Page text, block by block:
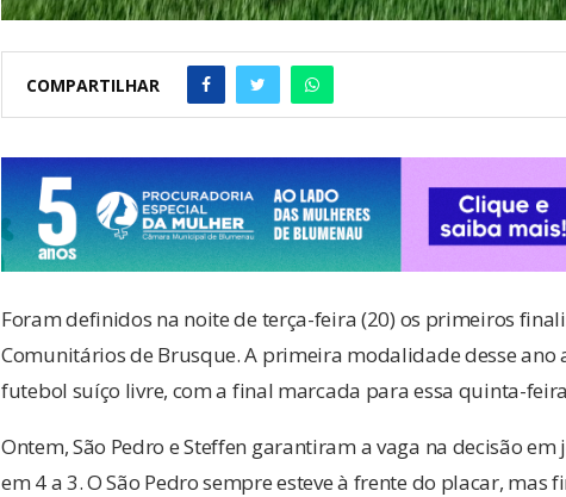
COMPARTILHAR
Foram definidos na noite de terça-feira (20) os primeiros
Comunitários de Brusque. A primeira modalidade desse ano
futebol suíço livre, com a final marcada para essa quinta-
Ontem, São Pedro e Steffen garantiram a vaga na decisão
em 4 a 3. O São Pedro sempre esteve à frente do placar,